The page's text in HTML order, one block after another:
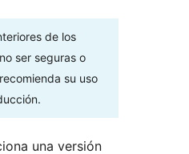
de los
ser seguras o
su uso
una versión